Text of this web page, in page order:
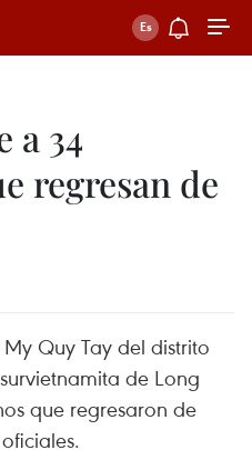
a 34
regresan de
Quy Tay del distrito
de Long
que regresaron de